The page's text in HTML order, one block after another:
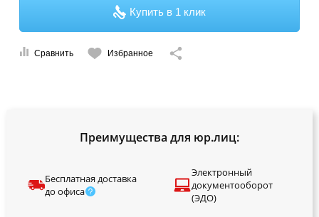
Купить в 1 клик
Сравнить Избранное
Преимущества для юр.лиц:
Бесплатная доставка
до офиса
Электронный
документооборот
(ЭДО)